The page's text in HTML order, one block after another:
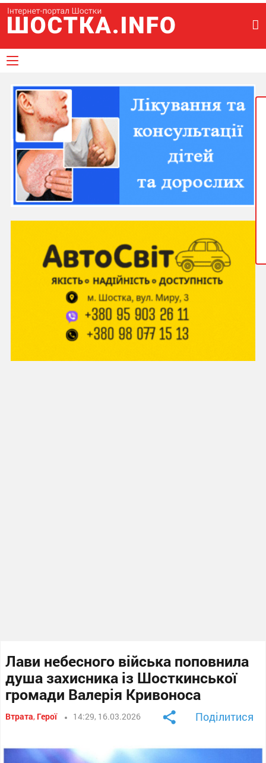
Лави небесного війська поповнила
душа захисника із Шосткинської
громади Валерія Кривоноса
Втрата, Герої 14:29, 16.03.2026 Поділитися